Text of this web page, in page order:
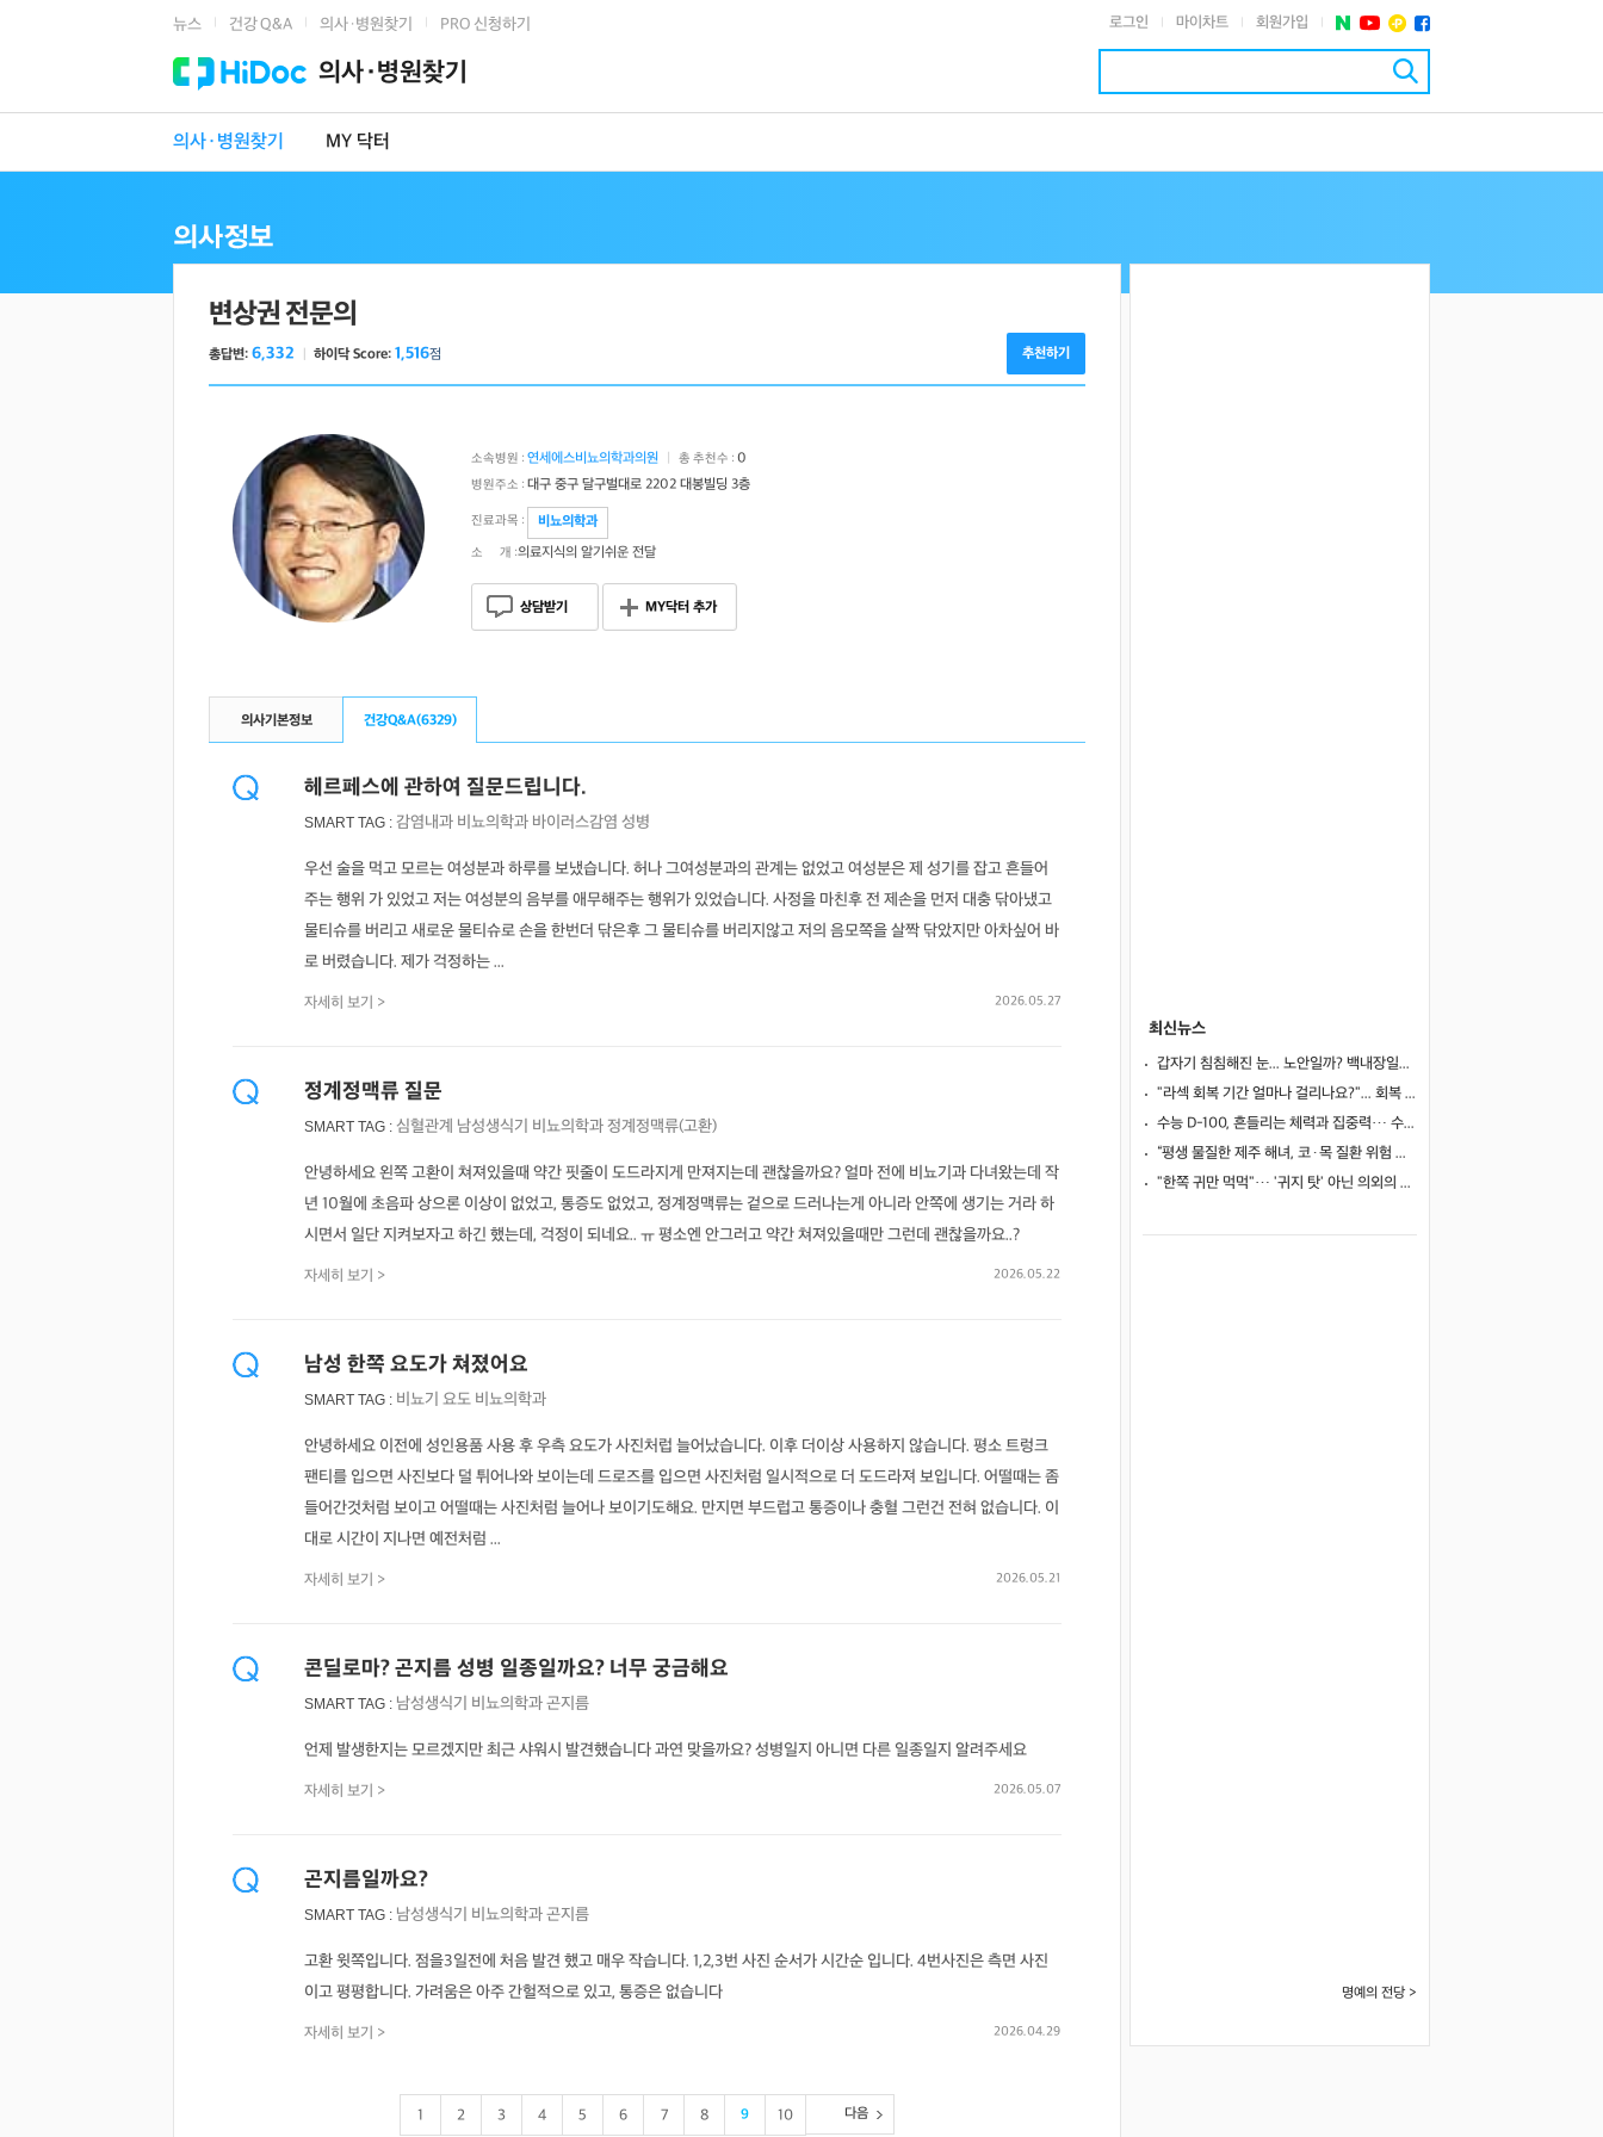
뉴스 건강 Q&A 의사·병원찾기 PRO 신청하기 로그인 마이차트 회원가입
의사·병원찾기
의사·병원찾기 MY 닥터
변상권 전문의
총답변: 6,332 하이닥 Score: 1,516점 추천하기
소속병원 : 연세에스비뇨의학과의원 총 추천수 : 0
병원주소 : 대구 중구 달구벌대로 2202 대봉빌딩 3층
진료과목 : 비뇨의학과
소 개 :의료지식의 알기쉬운 전달
상담받기 MY닥터 추가
의사기본정보 건강Q&A(6329)
헤르페스에 관하여 질문드립니다.
SMART TAG : 감염내과 비뇨의학과 바이러스감염 성병
우선 술을 먹고 모르는 여성분과 하루를 보냈습니다. 허나 그여성분과의 관계는 없었고 여성분은 제 성기를 잡고 흔들어
주는 행위 가 있었고 저는 여성분의 음부를 애무해주는 행위가 있었습니다. 사정을 마친후 전 제손을 먼저 대충 닦아냈고
물티슈를 버리고 새로운 물티슈로 손을 한번더 닦은후 그 물티슈를 버리지않고 저의 음모쪽을 살짝 닦았지만 아차싶어 바
로 버렸습니다. 제가 걱정하는 ...
자세히 보기 > 2026.05.27
정계정맥류 질문
SMART TAG : 심혈관계 남성생식기 비뇨의학과정계정맥류(고환)
안녕하세요 왼쪽 고환이 쳐져있을때 약간 핏줄이 도드라지게 만져지는데 괜찮을까요? 얼마 전에 비뇨기과 다녀왔는데 작
년 10월에 초음파 상으론 이상이 없었고, 통증도 없었고, 정계정맥류는 겉으로 드러나는게 아니라 안쪽에 생기는 거라 하
시면서 일단 지켜보자고 하긴 했는데, 걱정이 되네요.. ㅠ 평소엔 안그러고 약간 쳐져있을때만 그런데 괜찮을까요..?
자세히 보기 > 2026.05.22
남성 한쪽 요도가 쳐졌어요
SMART TAG : 비뇨기 요도 비뇨의학과
안녕하세요 이전에 성인용품 사용 후 우측 요도가 사진처럽 늘어났습니다. 이후 더이상 사용하지 않습니다. 평소 트렁크
팬티를 입으면 사진보다 덜 튀어나와 보이는데 드로즈를 입으면 사진처럼 일시적으로 더 도드라져 보입니다. 어떨때는 좀
들어간것처럼 보이고 어떨때는 사진처럼 늘어나 보이기도해요. 만지면 부드럽고 통증이나 충혈 그런건 전혀 없습니다. 이
대로 시간이 지나면 예전처럼 ...
자세히 보기 > 2026.05.21
콘딜로마? 곤지름 성병 일종일까요? 너무 궁금해요
SMART TAG : 남성생식기 비뇨의학과곤지름
언제 발생한지는 모르겠지만 최근 샤워시 발견했습니다 과연 맞을까요? 성병일지 아니면 다른 일종일지 알려주세요
자세히 보기 > 2026.05.07
곤지름일까요?
SMART TAG : 남성생식기 비뇨의학과곤지름
고환 윗쪽입니다. 점을3일전에 처음 발견 했고 매우 작습니다. 1,2,3번 사진 순서가 시간순 입니다. 4번사진은 측면 사진
이고 평평합니다. 가려움은 아주 간헐적으로 있고, 통증은 없습니다
자세히 보기 > 2026.04.29
1 2 3 4 5 6 7 8 9 10 다음
최신뉴스
갑자기 침침해진 눈... 노안일까? 백내장일까?
"라섹 회복 기간 얼마나 걸리나요?"... 회복 과정과 일상 복귀 시점
수능 D-100, 흔들리는 체력과 집중력… 수험생 영양 관리 어떻게 할까
“평생 물질한 제주 해녀, 코·목 질환 위험 높았다”… 10년 추적 연구 결과
"한쪽 귀만 먹먹"… '귀지 탓' 아닌 의외의 원인 4가지
명예의 전당 >